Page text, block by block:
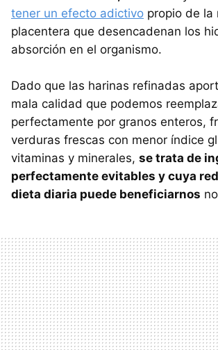
tener un efecto adictivo propio de la
placentera que desencadenan los
absorción en el organismo.
Dado que las harinas refinadas
mala calidad que podemos
perfectamente por granos enteros,
verduras frescas con menor índice
vitaminas y minerales, se trata de
perfectamente evitables y cuya
dieta diaria puede beneficiarnos